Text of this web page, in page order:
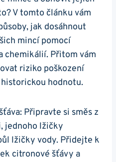
V ‌tomto článku vám
jak dosáhnout
mincí pomocí
chemikálií. Přitom vám
‌riziko poškození‌
hodnotu.
Připravte si ​směs ⁣z⁢
jednoho lžičky
lžičky ​vody. Přidejte k
citronové šťávy a